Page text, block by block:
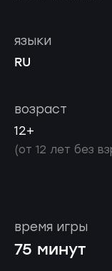
языки
RU
возраст
12+
(от 12 лет без
время игры
75 минут